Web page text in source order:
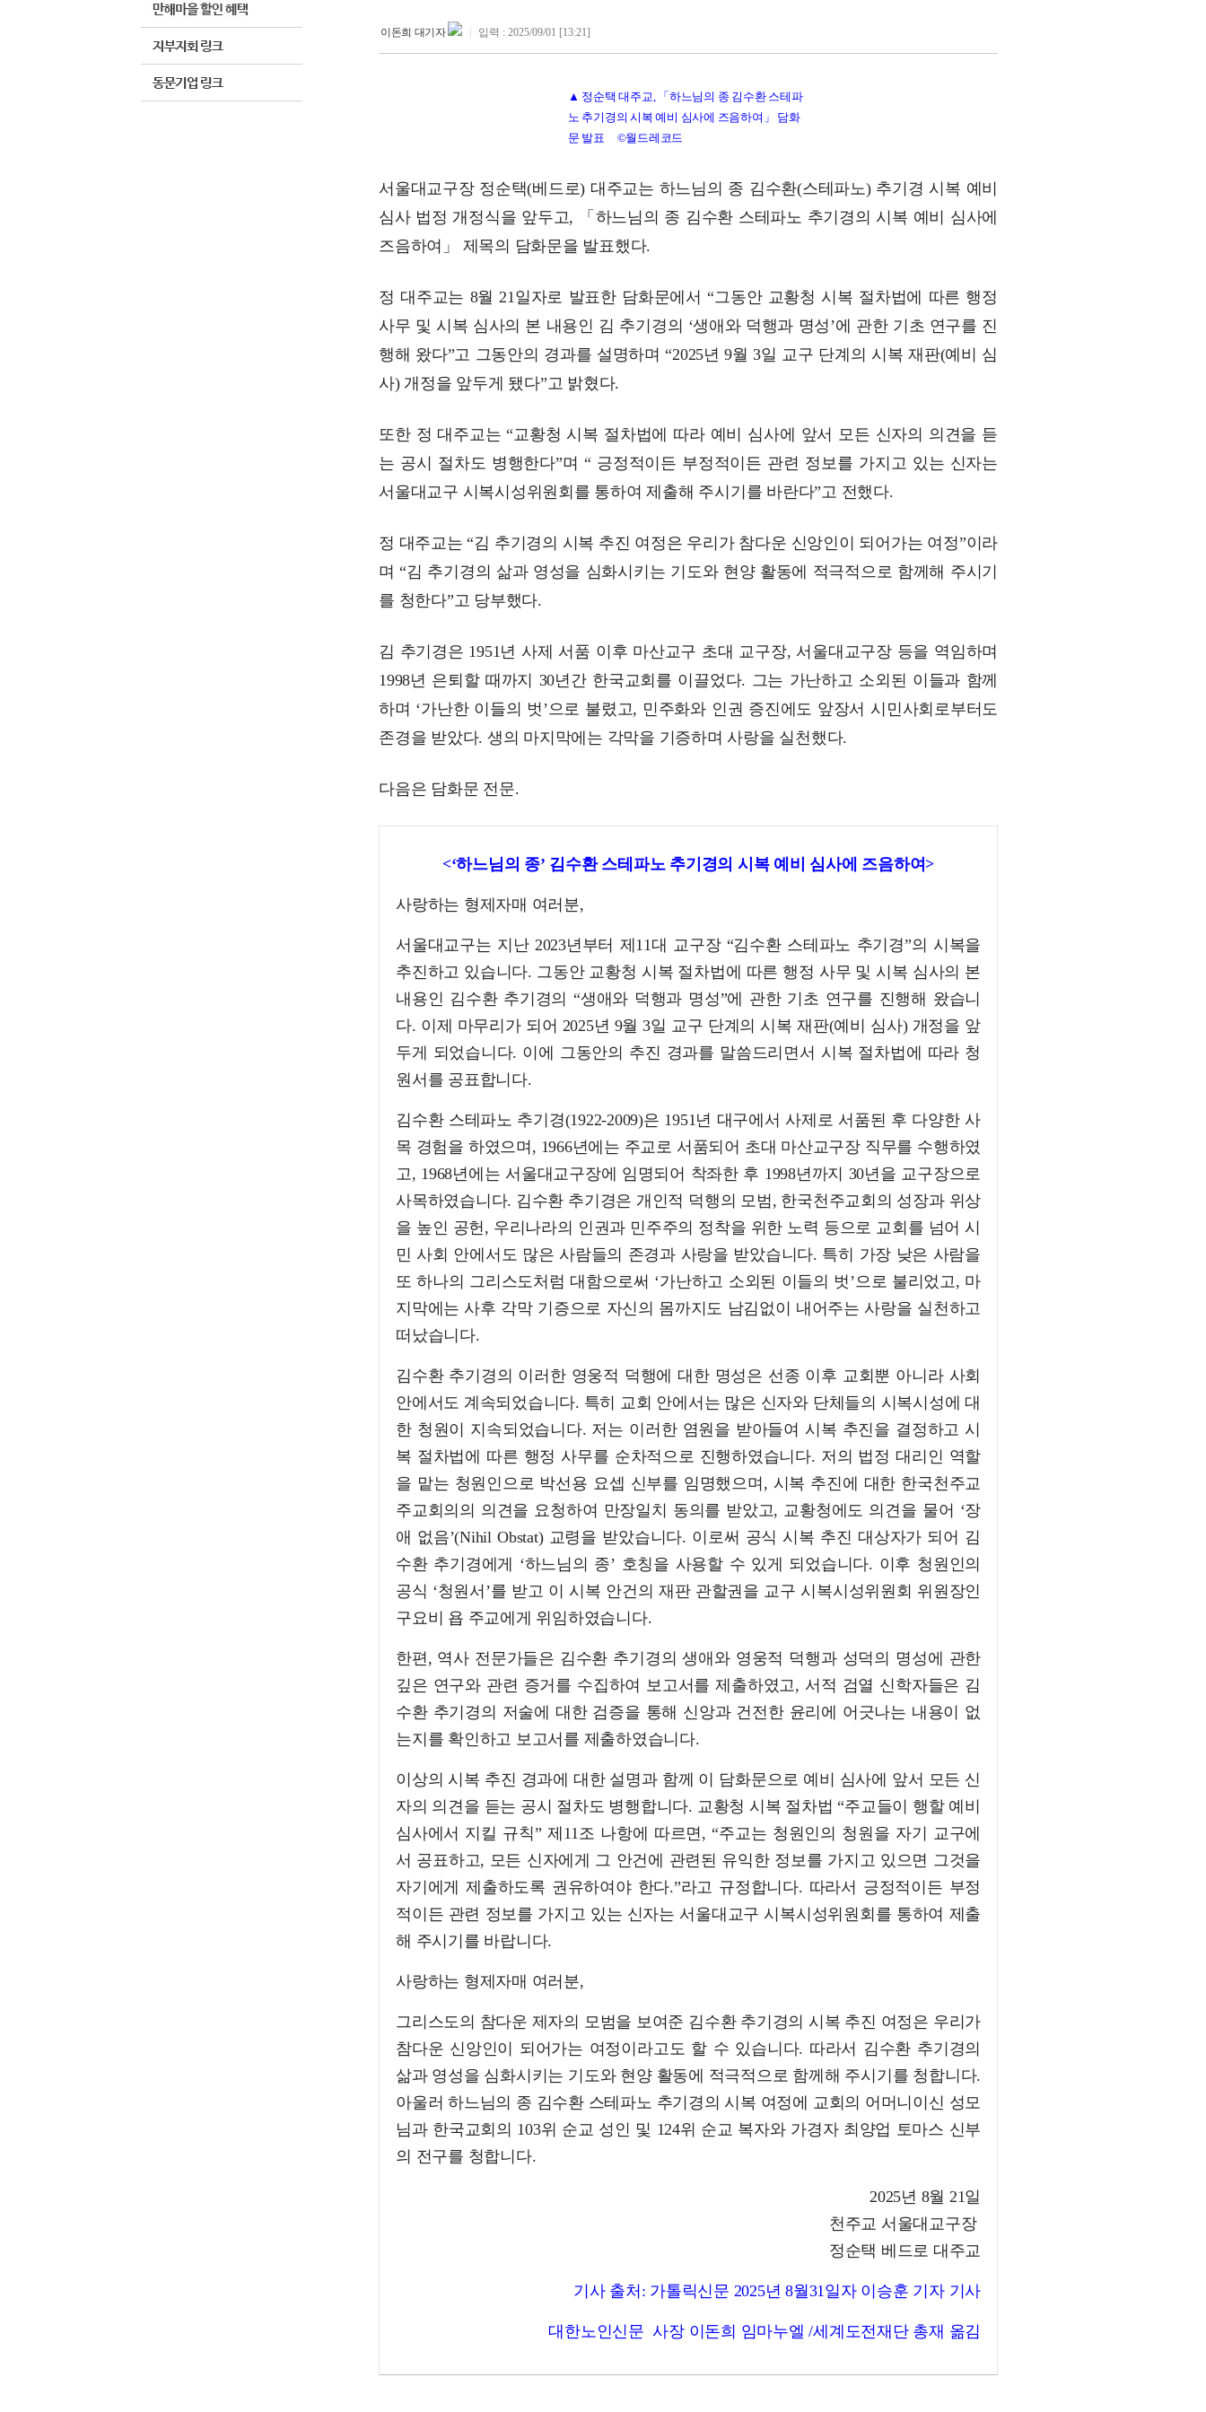
모교 소식
지부·지회 소식
언론에 비친 동국
동창회보
포토뉴스
동국의 창
동국인 인터뷰
경조사
이달의 시
장학발전기금 기부자
자랑스러운 동국인
자유게시판
회비·장학기금 안내
연락처 수정
동국의료원 혜택
이돈희 대기자 입력 : 2025/09/01 [13:21]
▲ 정순택 대주교, 「하느님의 종 김수환 스테파
노 추기경의 시복 예비 심사에 즈음하여」 담화
문 발표 ©월드레코드
서울대교구장 정순택(베드로) 대주교는 하느님의 종 김수환(스테파노) 추기경 시복 예비
심사 법정 개정식을 앞두고, 「하느님의 종 김수환 스테파노 추기경의 시복 예비 심사에
즈음하여」 제목의 담화문을 발표했다.
정 대주교는 8월 21일자로 발표한 담화문에서 “그동안 교황청 시복 절차법에 따른 행정
사무 및 시복 심사의 본 내용인 김 추기경의 ‘생애와 덕행과 명성’에 관한 기초 연구를 진
행해 왔다”고 그동안의 경과를 설명하며 “2025년 9월 3일 교구 단계의 시복 재판(예비 심
사) 개정을 앞두게 됐다”고 밝혔다.
또한 정 대주교는 “교황청 시복 절차법에 따라 예비 심사에 앞서 모든 신자의 의견을 듣
는 공시 절차도 병행한다”며 “ 긍정적이든 부정적이든 관련 정보를 가지고 있는 신자는
서울대교구 시복시성위원회를 통하여 제출해 주시기를 바란다”고 전했다.
정 대주교는 “김 추기경의 시복 추진 여정은 우리가 참다운 신앙인이 되어가는 여정”이라
며 “김 추기경의 삶과 영성을 심화시키는 기도와 현양 활동에 적극적으로 함께해 주시기
를 청한다”고 당부했다.
김 추기경은 1951년 사제 서품 이후 마산교구 초대 교구장, 서울대교구장 등을 역임하며
1998년 은퇴할 때까지 30년간 한국교회를 이끌었다. 그는 가난하고 소외된 이들과 함께
하며 ‘가난한 이들의 벗’으로 불렸고, 민주화와 인권 증진에도 앞장서 시민사회로부터도
존경을 받았다. 생의 마지막에는 각막을 기증하며 사랑을 실천했다.
다음은 담화문 전문.
<‘하느님의 종’ 김수환 스테파노 추기경의 시복 예비 심사에 즈음하여>
사랑하는 형제자매 여러분,
서울대교구는 지난 2023년부터 제11대 교구장 “김수환 스테파노 추기경”의 시복을
추진하고 있습니다. 그동안 교황청 시복 절차법에 따른 행정 사무 및 시복 심사의 본
내용인 김수환 추기경의 “생애와 덕행과 명성”에 관한 기초 연구를 진행해 왔습니
다. 이제 마무리가 되어 2025년 9월 3일 교구 단계의 시복 재판(예비 심사) 개정을 앞
두게 되었습니다. 이에 그동안의 추진 경과를 말씀드리면서 시복 절차법에 따라 청
원서를 공표합니다.
김수환 스테파노 추기경(1922-2009)은 1951년 대구에서 사제로 서품된 후 다양한 사
목 경험을 하였으며, 1966년에는 주교로 서품되어 초대 마산교구장 직무를 수행하였
고, 1968년에는 서울대교구장에 임명되어 착좌한 후 1998년까지 30년을 교구장으로
사목하였습니다. 김수환 추기경은 개인적 덕행의 모범, 한국천주교회의 성장과 위상
을 높인 공헌, 우리나라의 인권과 민주주의 정착을 위한 노력 등으로 교회를 넘어 시
민 사회 안에서도 많은 사람들의 존경과 사랑을 받았습니다. 특히 가장 낮은 사람을
또 하나의 그리스도처럼 대함으로써 ‘가난하고 소외된 이들의 벗’으로 불리었고, 마
지막에는 사후 각막 기증으로 자신의 몸까지도 남김없이 내어주는 사랑을 실천하고
떠났습니다.
김수환 추기경의 이러한 영웅적 덕행에 대한 명성은 선종 이후 교회뿐 아니라 사회
안에서도 계속되었습니다. 특히 교회 안에서는 많은 신자와 단체들의 시복시성에 대
한 청원이 지속되었습니다. 저는 이러한 염원을 받아들여 시복 추진을 결정하고 시
복 절차법에 따른 행정 사무를 순차적으로 진행하였습니다. 저의 법정 대리인 역할
을 맡는 청원인으로 박선용 요셉 신부를 임명했으며, 시복 추진에 대한 한국천주교
주교회의의 의견을 요청하여 만장일치 동의를 받았고, 교황청에도 의견을 물어 ‘장
애 없음’(Nihil Obstat) 교령을 받았습니다. 이로써 공식 시복 추진 대상자가 되어 김
수환 추기경에게 ‘하느님의 종’ 호칭을 사용할 수 있게 되었습니다. 이후 청원인의
공식 ‘청원서’를 받고 이 시복 안건의 재판 관할권을 교구 시복시성위원회 위원장인
구요비 욥 주교에게 위임하였습니다.
한편, 역사 전문가들은 김수환 추기경의 생애와 영웅적 덕행과 성덕의 명성에 관한
깊은 연구와 관련 증거를 수집하여 보고서를 제출하였고, 서적 검열 신학자들은 김
수환 추기경의 저술에 대한 검증을 통해 신앙과 건전한 윤리에 어긋나는 내용이 없
는지를 확인하고 보고서를 제출하였습니다.
이상의 시복 추진 경과에 대한 설명과 함께 이 담화문으로 예비 심사에 앞서 모든 신
자의 의견을 듣는 공시 절차도 병행합니다. 교황청 시복 절차법 “주교들이 행할 예비
심사에서 지킬 규칙” 제11조 나항에 따르면, “주교는 청원인의 청원을 자기 교구에
서 공표하고, 모든 신자에게 그 안건에 관련된 유익한 정보를 가지고 있으면 그것을
자기에게 제출하도록 권유하여야 한다.”라고 규정합니다. 따라서 긍정적이든 부정
적이든 관련 정보를 가지고 있는 신자는 서울대교구 시복시성위원회를 통하여 제출
해 주시기를 바랍니다.
사랑하는 형제자매 여러분,
그리스도의 참다운 제자의 모범을 보여준 김수환 추기경의 시복 추진 여정은 우리가
참다운 신앙인이 되어가는 여정이라고도 할 수 있습니다. 따라서 김수환 추기경의
삶과 영성을 심화시키는 기도와 현양 활동에 적극적으로 함께해 주시기를 청합니다.
아울러 하느님의 종 김수환 스테파노 추기경의 시복 여정에 교회의 어머니이신 성모
님과 한국교회의 103위 순교 성인 및 124위 순교 복자와 가경자 최양업 토마스 신부
의 전구를 청합니다.
2025년 8월 21일
천주교 서울대교구장
정순택 베드로 대주교
기사 출처: 가톨릭신문 2025년 8월31일자 이승훈 기자 기사
대한노인신문 사장 이돈희 임마누엘 /세계도전재단 총재 옮김